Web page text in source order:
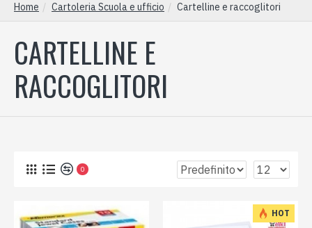
Home Cartoleria Scuola e ufficio Cartelline e raccoglitori
CARTELLINE E
RACCOGLITORI
0
HOT